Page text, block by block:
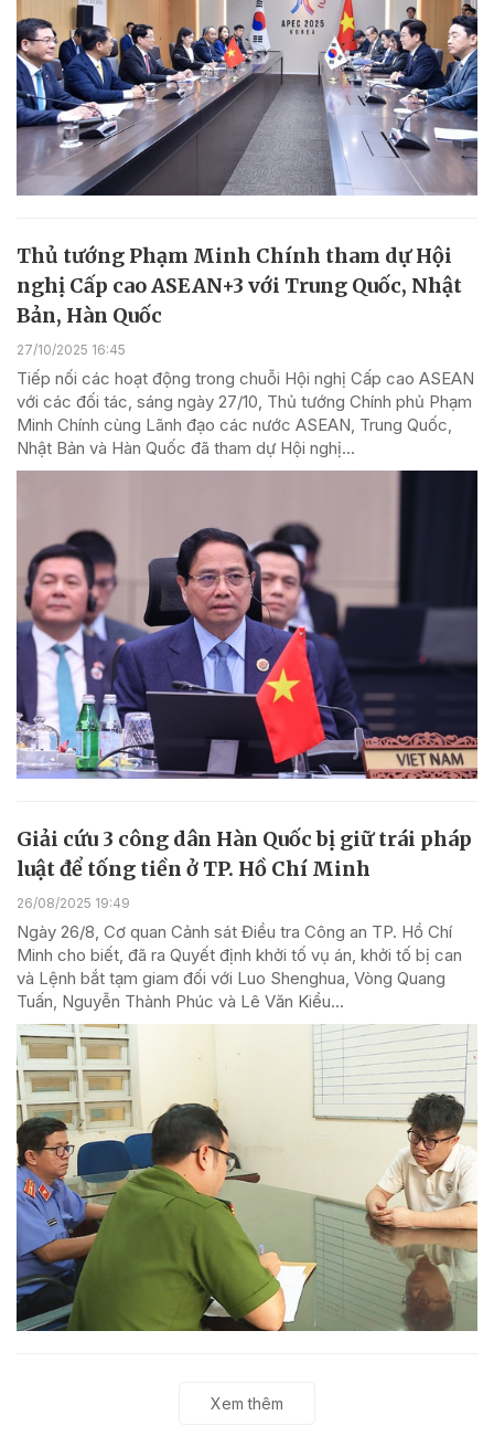
Thủ tướng Phạm Minh Chính tham dự Hội
nghị Cấp cao ASEAN+3 với Trung Quốc, Nhật
Bản, Hàn Quốc
27/10/2025 16:45
Tiếp nối các hoạt động trong chuỗi Hội nghị Cấp cao ASEAN
với các đối tác, sáng ngày 27/10, Thủ tướng Chính phủ Phạm
Minh Chính cùng Lãnh đạo các nước ASEAN, Trung Quốc,
Nhật Bản và Hàn Quốc đã tham dự Hội nghị...
Giải cứu 3 công dân Hàn Quốc bị giữ trái pháp
luật để tống tiền ở TP. Hồ Chí Minh
26/08/2025 19:49
Ngày 26/8, Cơ quan Cảnh sát Điều tra Công an TP. Hồ Chí
Minh cho biết, đã ra Quyết định khởi tố vụ án, khởi tố bị can
và Lệnh bắt tạm giam đối với Luo Shenghua, Vòng Quang
Tuấn, Nguyễn Thành Phúc và Lê Văn Kiểu...
Xem thêm